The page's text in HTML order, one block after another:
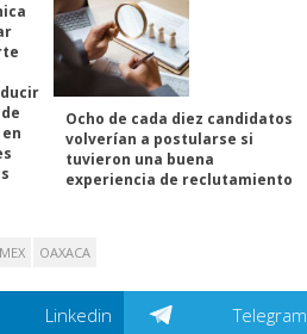
Ocho de cada diez candidatos
volverían a postularse si
tuvieron una buena
experiencia de reclutamiento
OAXACA
Linkedin Telegram